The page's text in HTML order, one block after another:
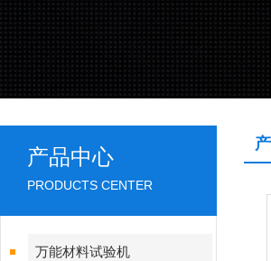
产品中心
PRODUCTS CENTER
万能材料试验机